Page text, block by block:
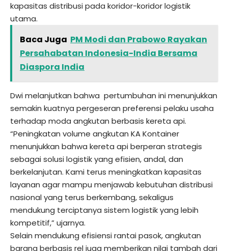
kapasitas distribusi pada koridor-koridor logistik
utama.
Baca Juga PM Modi dan Prabowo Rayakan
Persahabatan Indonesia-India Bersama
Diaspora India
Dwi melanjutkan bahwa pertumbuhan ini menunjukkan
semakin kuatnya pergeseran preferensi pelaku usaha
terhadap moda angkutan berbasis kereta api.
“Peningkatan volume angkutan KA Kontainer
menunjukkan bahwa kereta api berperan strategis
sebagai solusi logistik yang efisien, andal, dan
berkelanjutan. Kami terus meningkatkan kapasitas
layanan agar mampu menjawab kebutuhan distribusi
nasional yang terus berkembang, sekaligus
mendukung terciptanya sistem logistik yang lebih
kompetitif,” ujarnya.
Selain mendukung efisiensi rantai pasok, angkutan
barang berbasis rel juga memberikan nilai tambah dari